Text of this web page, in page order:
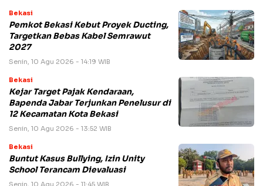
Bekasi
Pemkot Bekasi Kebut Proyek Ducting,
Targetkan Bebas Kabel Semrawut
2027
Senin, 10 Agu 2026 - 14:19 WIB
Bekasi
Kejar Target Pajak Kendaraan,
Bapenda Jabar Terjunkan Penelusur di
12 Kecamatan Kota Bekasi
Senin, 10 Agu 2026 - 13:52 WIB
Bekasi
Buntut Kasus Bullying, Izin Unity
School Terancam Dievaluasi